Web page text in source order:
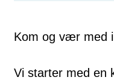
Kom og vær med
Vi starter med en